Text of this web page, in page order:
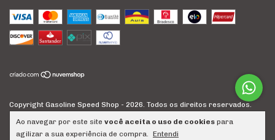
Ao navegar por este site você aceita o uso de cookies para
agilizar a sua experiência de compra. Entendi
Copyright Gasoline Speed Shop - 2026. Todos os direitos reservados.